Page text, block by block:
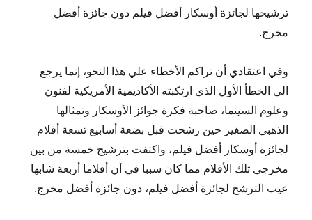
ترشيحها لجائزة أوسكار أفضل فيلم دون جائزة أفضل
مخرج.
وفي اعتقادي أن تراكم الأخطاء علي هذا النحو، إنما يرجع
الي الخطأ الأول الذي ارتكبته الأكاديمية الأمريكية لفنون
وعلوم السينما، صاحبة فكرة جوائز الأوسكار وتمثالها
الذهبي الصغير حين رشحت قبل بضعة أسابيع تسعة أفلام
لجائزة أوسكار أفضل فيلم، واكتفت بترشيح خمسة من بين
مخرجي تلك الأفلام مما كان سببا في أن أفلاما أربعة شابها
عيب الترشح لجائزة أفضل فيلم، دون جائزة أفضل مخرج.